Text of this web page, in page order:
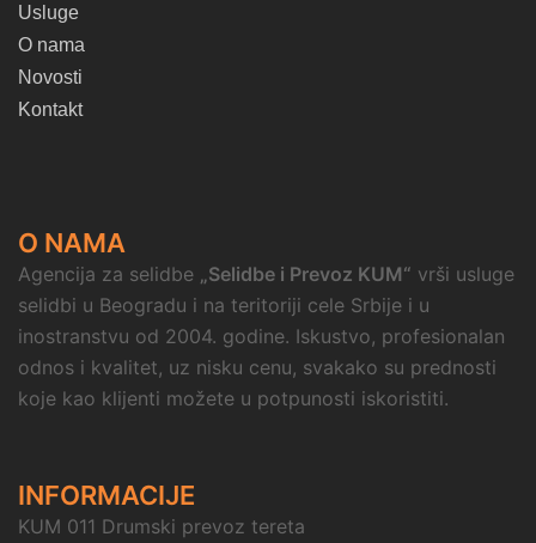
Usluge
O nama
Novosti
Kontakt
O NAMA
Agencija za selidbe „Selidbe i Prevoz KUM“ vrši usluge
selidbi u Beogradu i na teritoriji cele Srbije i u
inostranstvu od 2004. godine. Iskustvo, profesionalan
odnos i kvalitet, uz nisku cenu, svakako su prednosti
koje kao klijenti možete u potpunosti iskoristiti.
INFORMACIJE
KUM 011 Drumski prevoz tereta